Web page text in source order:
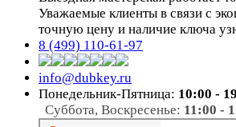
Уважаемые клиенты в связи с
точную цену и наличие ключа
8 (499) 110-61-97
info@dubkey.ru
Понедельник-Пятница: 10:00 -
Суббота, Воскресенье: 11:00 -